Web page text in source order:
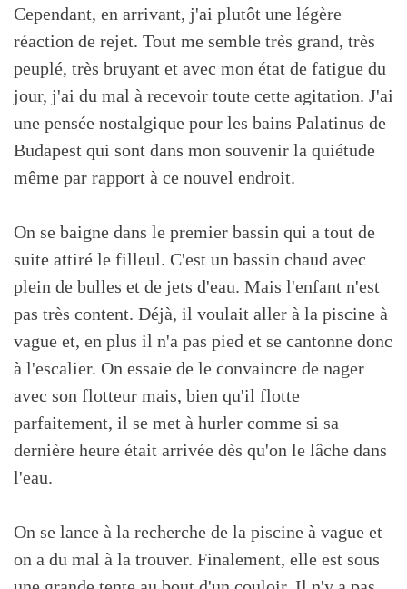
Cependant, en arrivant, j'ai plutôt une légère
réaction de rejet. Tout me semble très grand, très
peuplé, très bruyant et avec mon état de fatigue du
jour, j'ai du mal à recevoir toute cette agitation. J'ai
une pensée nostalgique pour les bains Palatinus de
Budapest qui sont dans mon souvenir la quiétude
même par rapport à ce nouvel endroit.
On se baigne dans le premier bassin qui a tout de
suite attiré le filleul. C'est un bassin chaud avec
plein de bulles et de jets d'eau. Mais l'enfant n'est
pas très content. Déjà, il voulait aller à la piscine à
vague et, en plus il n'a pas pied et se cantonne donc
à l'escalier. On essaie de le convaincre de nager
avec son flotteur mais, bien qu'il flotte
parfaitement, il se met à hurler comme si sa
dernière heure était arrivée dès qu'on le lâche dans
l'eau.
On se lance à la recherche de la piscine à vague et
on a du mal à la trouver. Finalement, elle est sous